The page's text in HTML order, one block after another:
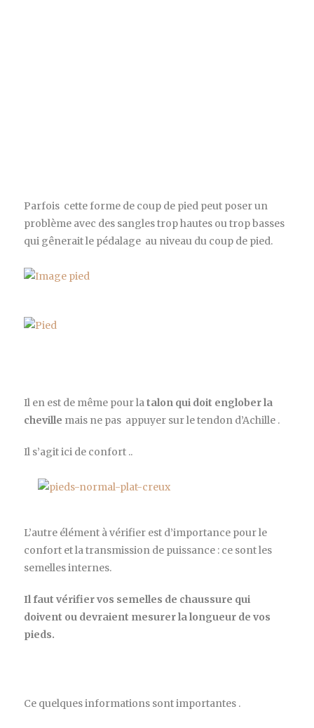
Parfois cette forme de coup de pied peut poser un
problème avec des sangles trop hautes ou trop basses
qui gênerait le pédalage au niveau du coup de pied.
Il en est de même pour latalon qui doit englober la
cheville mais ne pas appuyer sur le tendon d’Achille .
Il s’agit ici de confort ..
L’autre élément à vérifier est d’importance pour le
confort et la transmission de puissance : ce sont les
semelles internes.
Il faut vérifier vos semelles de chaussure qui
doivent ou devraient mesurer la longueur de vos
pieds.
Ce quelques informations sont importantes .